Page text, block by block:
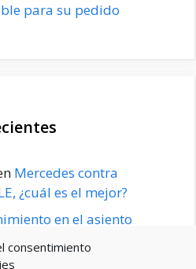
consentimiento
para su pedido
Mercedes contra
¿cuál es el mejor?
en el asiento